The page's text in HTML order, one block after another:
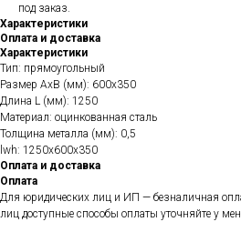
под заказ.
Характеристики
Оплата и доставка
Характеристики
Тип: прямоугольный
Размер АхВ (мм): 600х350
Длина L (мм): 1250
Материал: оцинкованная сталь
Толщина металла (мм): 0,5
lwh: 1250x600x350
Оплата и доставка
Оплата
Для юридических лиц и ИП — безналичная
лиц доступные способы оплаты уточняйте у